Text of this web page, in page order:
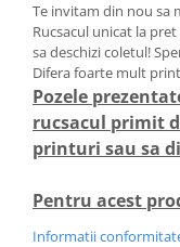
Te invitam din nou sa
Rucsacul unicat la
sa deschizi coletul!
Difera foarte mult
Pozele
rucsacul primit
printuri sau sa
Pentru acest
Informatii